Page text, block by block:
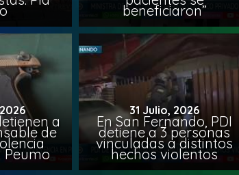
beneficiaron”
a
de
Peumo
31 Julio, 2026
En San Fernando, PDI
detiene a 3 personas
vinculadas a distintos
hechos violentos